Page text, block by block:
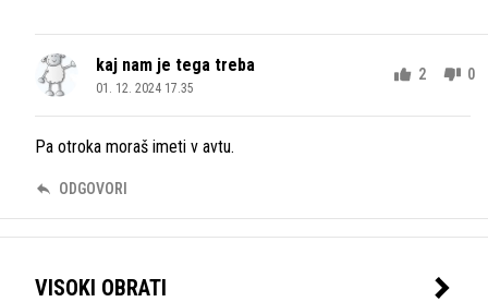
kaj nam je tega treba
01. 12. 2024 17.35
2 0
Pa otroka moraš imeti v avtu.
ODGOVORI
VISOKI OBRATI